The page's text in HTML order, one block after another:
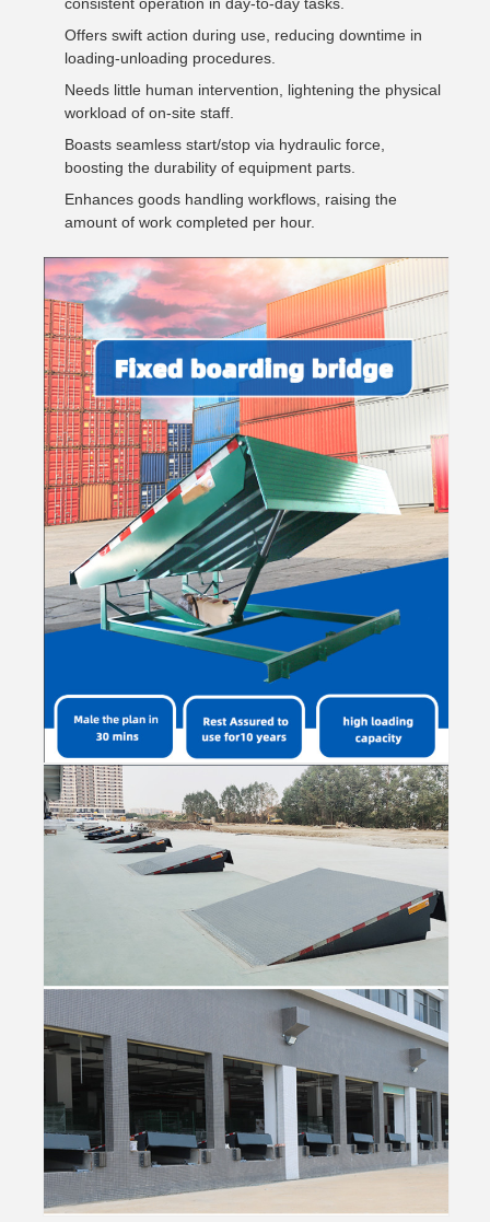
consistent operation in day-to-day tasks.
Offers swift action during use, reducing downtime in
loading-unloading procedures.
Needs little human intervention, lightening the physical
workload of on-site staff.
Boasts seamless start/stop via hydraulic force,
boosting the durability of equipment parts.
Enhances goods handling workflows, raising the
amount of work completed per hour.